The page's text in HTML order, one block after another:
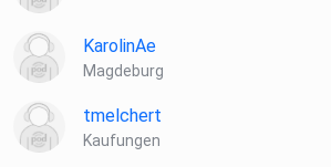
KarolinAe
Magdeburg
tmelchert
Kaufungen